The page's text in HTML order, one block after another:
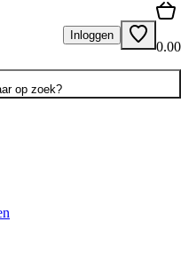
Inloggen
0.00
op zoek?